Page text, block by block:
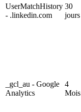
UserMatchHistory
- .linkedin.com
30
jours
_gcl_au - Google
Analytics
4
Mois